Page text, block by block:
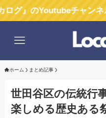
チャンネルができ
ホーム まとめ記事
世田谷区の伝統行
楽しめる歴史ある